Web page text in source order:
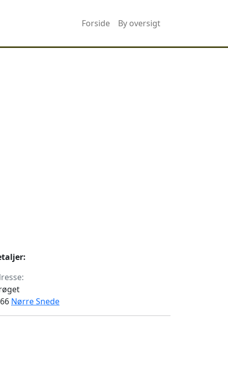
Forside By oversigt
Nørre Snede